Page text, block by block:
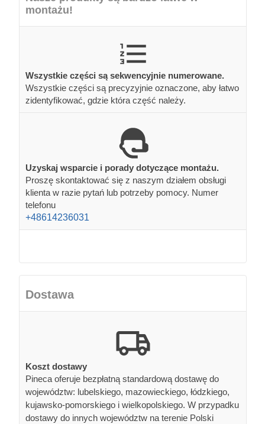
montażu!
Wszystkie części są sekwencyjnie numerowane.
Wszystkie części są precyzyjnie oznaczone, aby łatwo
zidentyfikować, gdzie która część należy.
Uzyskaj wsparcie i porady dotyczące montażu.
Proszę skontaktować się z naszym działem obsługi
klienta w razie pytań lub potrzeby pomocy. Numer
telefonu
+48614236031
Dostawa
Koszt dostawy
Pineca oferuje bezpłatną standardową dostawę do
województw: lubelskiego, mazowieckiego, łódzkiego,
kujawsko-pomorskiego i wielkopolskiego. W przypadku
dostawy do innych województw na terenie Polski